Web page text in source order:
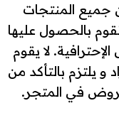
المنتجات
بالحصول عليها
لا يقوم
يلتزم بالتأكد من
في المتجر.